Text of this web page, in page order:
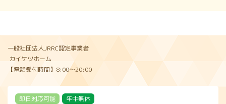
一般社団法人JRRC認定事業者
カイケツホーム
【電話受付時間】8:00〜20:00
即日対応可能 年中無休